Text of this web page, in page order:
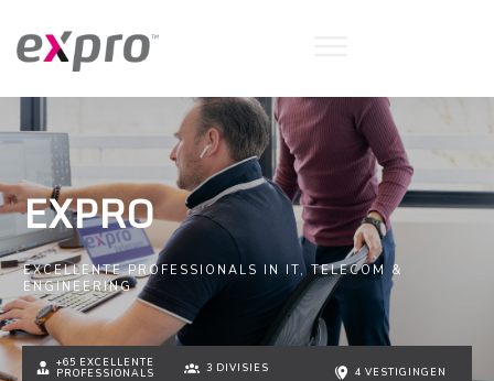
EXPRO
EXCELLENTE PROFESSIONALS IN IT, TELECOM &
ENGINEERING
+65 EXCELLENTE
PROFESSIONALS
3 DIVISIES 4 VESTIGINGEN